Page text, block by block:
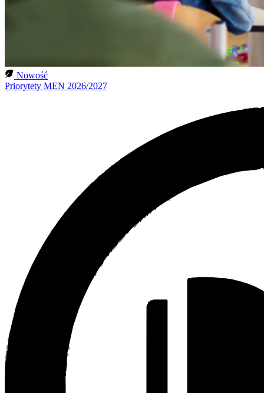
Nowość
Priorytety MEN 2026/2027